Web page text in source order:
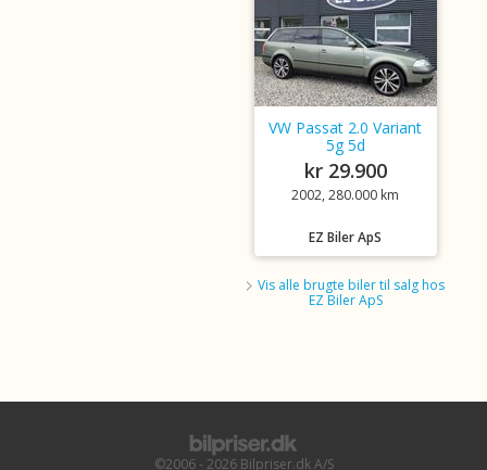
VW Passat 2.0 Variant
5g 5d
kr 29.900
2002, 280.000 km
EZ Biler ApS
Vis alle brugte biler til salg hos
EZ Biler ApS
©2006 - 2026 Bilpriser.dk A/S